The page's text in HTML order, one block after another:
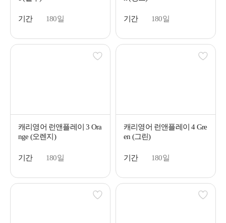
기간 180일 기간 180일
캐리영어 런앤플레이 3 Ora
nge (오렌지)
기간 180일
캐리영어 런앤플레이 4 Gre
en (그린)
기간 180일